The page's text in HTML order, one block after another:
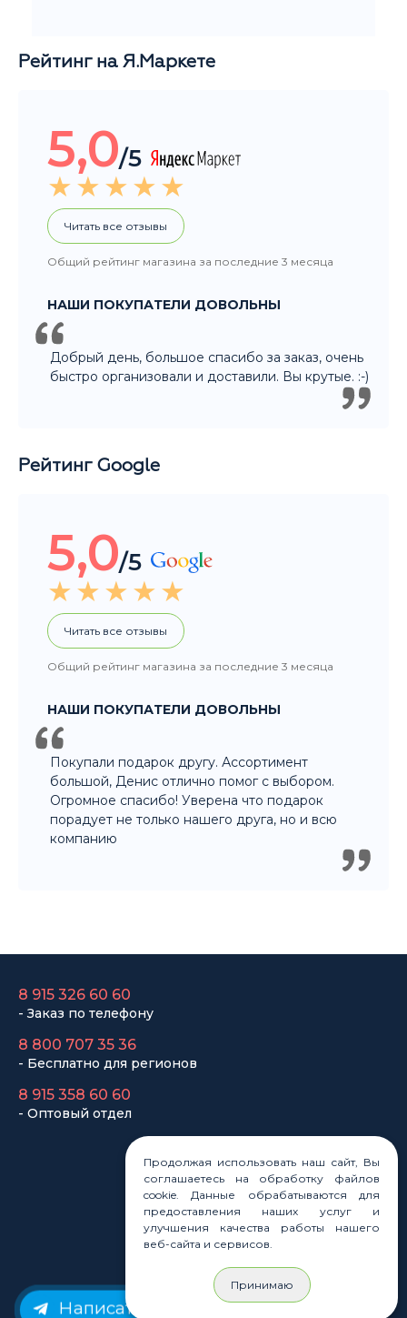
Рейтинг на Я.Маркете
5,0/5
Читать все отзывы
Общий рейтинг магазина за последние 3 месяца
НАШИ ПОКУПАТЕЛИ ДОВОЛЬНЫ
Добрый день, большое спасибо за заказ, очень
быстро организовали и доставили. Вы крутые. :-)
Рейтинг Google
5,0/5
Читать все отзывы
Общий рейтинг магазина за последние 3 месяца
НАШИ ПОКУПАТЕЛИ ДОВОЛЬНЫ
Покупали подарок другу. Ассортимент
большой, Денис отлично помог с выбором.
Огромное спасибо! Уверена что подарок
порадует не только нашего друга, но и всю
компанию
8 915 326 60 60
- Заказ по телефону
8 800 707 35 36
- Бесплатно для регионов
8 915 358 60 60
- Оптовый отдел
Законы
Статьи
Новости
Карта сайта
Написать нам
Продолжая использовать наш сайт, Вы
соглашаетесь на обработку файлов
cookie. Данные обрабатываются для
предоставления наших услуг и
улучшения качества работы нашего
веб-сайта и сервисов.
Принимаю